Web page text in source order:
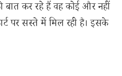
कर रहे हैं वह कोई और नहीं
पर सस्ते में मिल रही है। इसके